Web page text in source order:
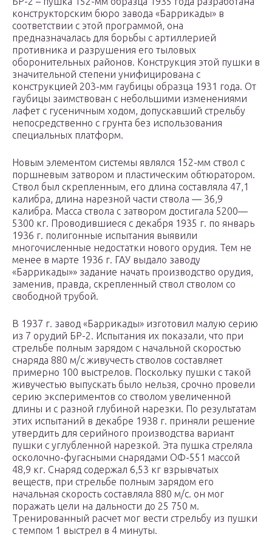
конструкторским бюро завода «Баррикады» в
соответствии с этой программой, она
предназначалась для борьбы с артиллерией
противника и разрушения его тыловых
оборонительных районов. Конструкция этой пушки в
значительной степени унифицирована с
конструкцией 203-мм гаубицы образца 1931 года. От
гаубицы заимствован с небольшими изменениями
лафет с гусеничным ходом, допускавший стрельбу
непосредственно с грунта без использования
специальных платформ.
Новым элементом системы являлся 152-мм ствол с
поршневым затвором и пластическим обтюратором.
Ствол был скрепленным, его длина составляла 47,1
калибра, длина нарезной части ствола — 36,9
калибра. Масса ствола с затвором достигала 5200—
5300 кг. Проводившиеся с декабря 1935 г. по январь
1936 г. полигонные испытания выявили
многочисленные недостатки нового орудия. Тем не
менее в марте 1936 г. ГАУ выдало заводу
«Баррикады»» задание начать производство орудия,
заменив, правда, скрепленный ствол стволом со
свободной трубой.
В 1937 г. завод «Баррикады» изготовил малую серию
из 7 орудий БР-2. Испытания их показали, что при
стрельбе полным зарядом с начальной скоростью
снаряда 880 м/с живучесть стволов составляет
примерно 100 выстрелов. Поскольку пушки с такой
живучестью выпускать было нельзя, срочно провели
серию экспериментов со стволом увеличенной
длины и с разной глубиной нарезки. По результатам
этих испытаний в декабре 1938 г. приняли решение
утвердить для серийного производства вариант
пушки с углубленной нарезкой. Эта пушка стреляла
осколочно-фугасными снарядами ОФ-551 массой
48,9 кг. Снаряд содержал 6,53 кг взрывчатых
веществ, при стрельбе полным зарядом его
начальная скорость составляла 880 м/с. он мог
поражать цели на дальности до 25 750 м.
Тренированный расчет мог вести стрельбу из пушки
с темпом 1 выстрел в 4 минуты.